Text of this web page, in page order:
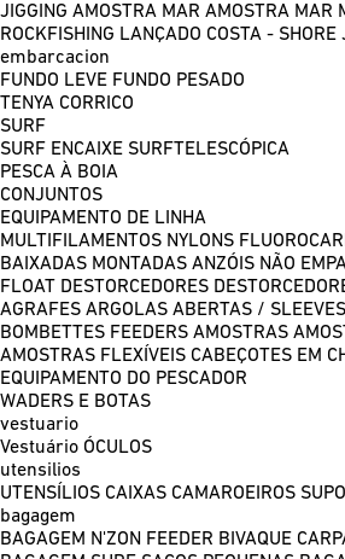
JIGGING AMOSTRA MAR AMOSTRA MAR
ROCKFISHING LANÇADO COSTA - SHORE
embarcacion
FUNDO LEVE FUNDO PESADO
TENYA CORRICO
SURF
SURF ENCAIXE SURFTELESCÓPICA
PESCA À BOIA
CONJUNTOS
EQUIPAMENTO DE LINHA
MULTIFILAMENTOS NYLONS
BAIXADAS MONTADAS ANZÓIS NÃO
FLOAT DESTORCEDORES
AGRAFES ARGOLAS ABERTAS /
BOMBETTES FEEDERS AMOSTRAS
AMOSTRAS FLEXÍVEIS CABEÇOTES EM
EQUIPAMENTO DO PESCADOR
WADERS E BOTAS
vestuario
Vestuário ÓCULOS
utensilios
UTENSÍLIOS CAIXAS CAMAROEIROS
bagagem
BAGAGEM N'ZON FEEDER BIVAQUE